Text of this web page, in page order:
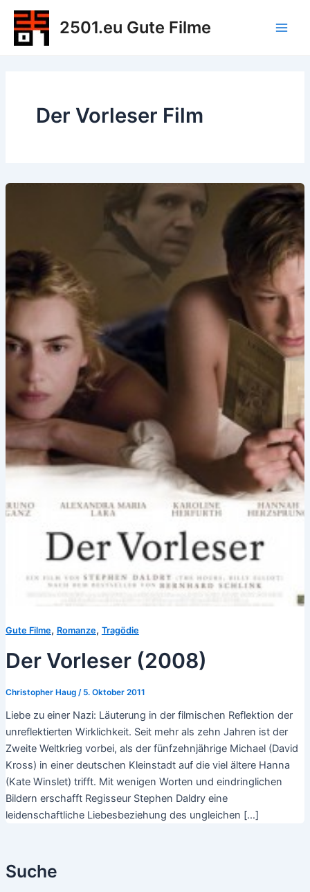
Zum
Inhalt
springen
2501.eu Gute Filme
Suche
Der Vorleser Film
Gute Filme, Romanze, Tragödie
Der Vorleser (2008)
Christopher Haug / 5. Oktober 2011
Liebe zu einer Nazi: Läuterung in der filmischen Reflektion der
unreflektierten Wirklichkeit. Seit mehr als zehn Jahren ist der
Zweite Weltkrieg vorbei, als der fünfzehnjährige Michael (David
Kross) in einer deutschen Kleinstadt auf die viel ältere Hanna
(Kate Winslet) trifft. Mit wenigen Worten und eindringlichen
Bildern erschafft Regisseur Stephen Daldry eine
leidenschaftliche Liebesbeziehung des ungleichen […]